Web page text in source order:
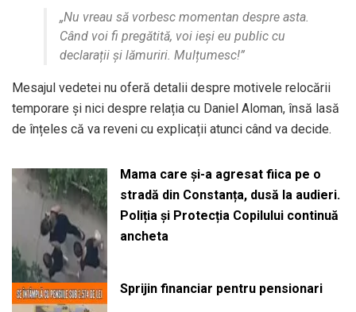
„Nu vreau să vorbesc momentan despre asta.
Când voi fi pregătită, voi ieși eu public cu
declarații și lămuriri. Mulțumesc!”
Mesajul vedetei nu oferă detalii despre motivele relocării
temporare și nici despre relația cu Daniel Aloman, însă lasă
de înțeles că va reveni cu explicații atunci când va decide.
Mama care și-a agresat fiica pe o
stradă din Constanța, dusă la audieri.
Poliția și Protecția Copilului continuă
ancheta
Sprijin financiar pentru pensionari